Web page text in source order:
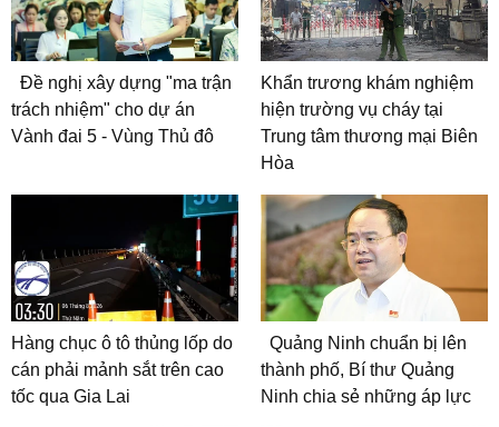
Đề nghị xây dựng "ma trận
trách nhiệm" cho dự án
Vành đai 5 - Vùng Thủ đô
Khẩn trương khám nghiệm
hiện trường vụ cháy tại
Trung tâm thương mại Biên
Hòa
Hàng chục ô tô thủng lốp do
cán phải mảnh sắt trên cao
tốc qua Gia Lai
Quảng Ninh chuẩn bị lên
thành phố, Bí thư Quảng
Ninh chia sẻ những áp lực